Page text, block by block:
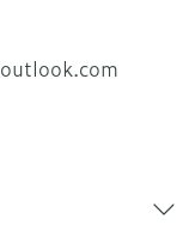
outlook.com